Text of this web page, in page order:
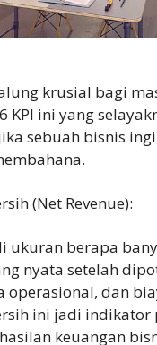
krusial bagi
KPI ini yang
sebuah bisnis
(Net Revenue):
ukuran berapa
nyata setelah
operasional, dan
ini jadi indikator
keuangan